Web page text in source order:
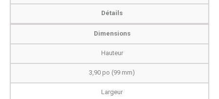
Détails
Dimensions
Hauteur
3,90 po (99 mm)
Largeur